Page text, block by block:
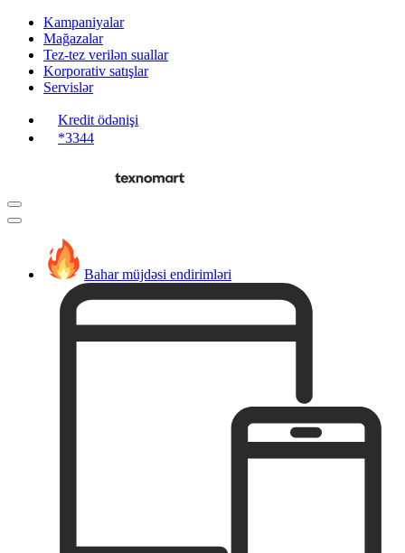
Kampaniyalar
Mağazalar
Tez-tez verilən suallar
Korporativ satışlar
Servislər
Kredit ödənişi
*3344
Bahar müjdəsi endirimləri